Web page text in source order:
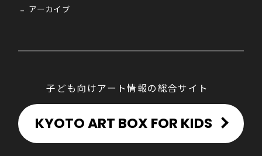
アーカイブ
子ども向けアート情報の総合サイト
KYOTO ART BOX FOR KIDS